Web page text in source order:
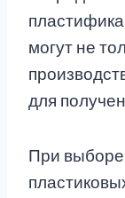
могут не
для
При